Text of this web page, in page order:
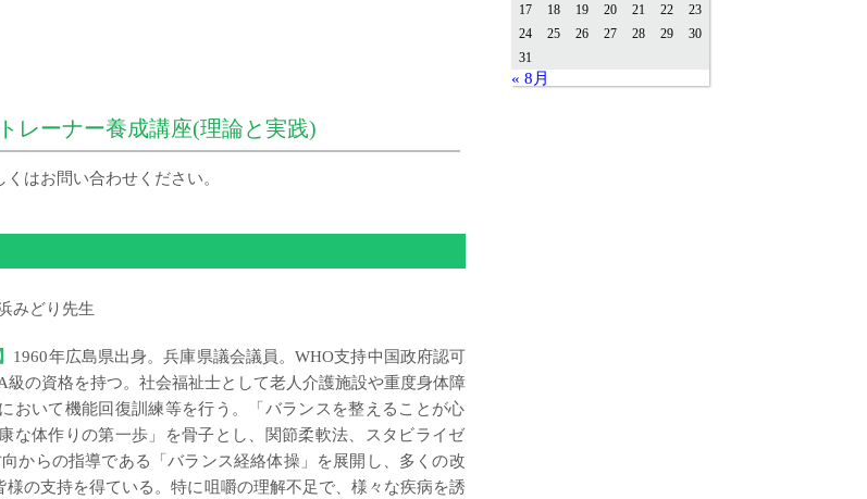
レーナー養成講座(理論と実践)
はお問い合わせください。
みどり先生
1960年広島県出身。兵庫県議会議員。WHO支持中国政府認可
級の資格を持つ。社会福祉士として老人介護施設や重度身体障
おいて機能回復訓練等を行う。「バランスを整えることが心
な体作りの第一歩」を骨子とし、関節柔軟法、スタビライゼ
からの指導である「バランス経絡体操」を展開し、 多くの改
様の支持を得ている。特に咀嚼の理解不足で、様々な疾病を誘
17
18 19 20 21 22
23
24
25 26 27 28 29
30
31
« 8月